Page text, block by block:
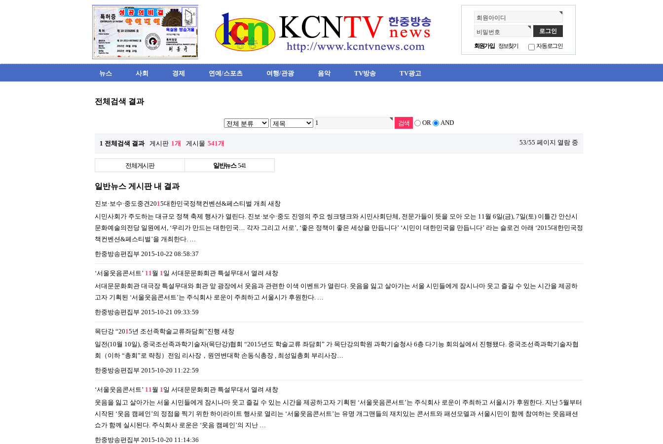
회원아이디
비밀번호
회원가입
정보찾기 자동로그인
뉴스 사회 경제 연예/스포츠 여행/관광 음악 TV방송 TV광고
전체검색 결과
OR AND
1 전체검색 결과 게시판 1개 게시물 541개 53/55 페이지 열람 중
전체게시판 일반뉴스 541
일반뉴스 게시판 내 결과
진보·보수·중도중견2015대한민국정책컨벤션&페스티벌 개최 새창
시민사회가 주도하는 대규모 정책 축제 행사가 열린다. 진보·보수·중도 진영의 주요 씽크탱크와 시민사회단체, 전문가들이 뜻을 모아 오는 11월 6일(금), 7일(토) 이틀간 안산시
문화예술의전당 일원에서, ‘우리가 만드는 대한민국… 각자 그리고 서로’, ‘좋은 정책이 좋은 세상을 만듭니다’ ‘시민이 대한민국을 만듭니다’ 라는 슬로건 아래 ‘2015대한민국정
책컨벤션&페스티벌’을 개최한다. …
한중방송편집부 2015-10-22 08:58:37
‘서울웃음콘서트’ 11월 1일 서대문문화회관 특설무대서 열려 새창
서대문문화회관 대극장 특설무대와 회관 앞 광장에서 웃음과 관련한 이색 이벤트가 열린다. 웃음을 잃고 살아가는 서울 시민들에게 잠시나마 웃고 즐길 수 있는 시간을 제공하
고자 기획된 ‘서울웃음콘서트’는 주식회사 로운이 주최하고 서울시가 후원한다. …
한중방송편집부 2015-10-21 09:33:59
목단강 “2015년 조선족학술교류좌담회”진행 새창
일전(10월 10일), 중국조선족과학기술자(목단강)협회 “2015년도 학술교류 좌담회” 가 목단강의학원 과학기술청사 6층 다기능 회의실에서 진행됐다. 중국조선족과학기술자협
회（이하 “총회”로 략칭）전임 리사장，원연변대학 손동식총장 , 최성일총회 부리사장…
한중방송편집부 2015-10-20 11:22:59
‘서울웃음콘서트’ 11월 1일 서대문문화회관 특설무대서 열려 새창
웃음을 잃고 살아가는 서울 시민들에게 잠시나마 웃고 즐길 수 있는 시간을 제공하고자 기획된 ‘서울웃음콘서트’는 주식회사 로운이 주최하고 서울시가 후원한다. 지난 5월부터
시작된 ‘웃음 캠페인’의 정점을 찍기 위한 하이라이트 행사로 열리는 ‘서울웃음콘서트’는 유명 개그맨들의 재치있는 콘서트와 패션모델과 서울시민이 함께 참여하는 웃음패션
쇼가 함께 실시된다. 주식회사 로운은 ‘웃음 캠페인’의 지난 …
한중방송편집부 2015-10-20 11:14:36